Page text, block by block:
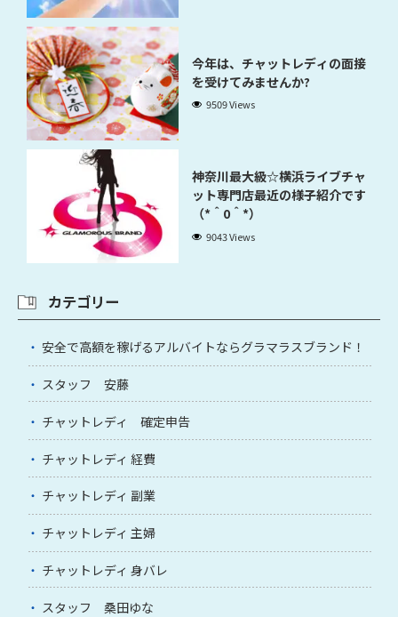
今年は、チャットレディの面接
を受けてみませんか?
9509 Views
神奈川最大級☆横浜ライブチャ
ット専門店最近の様子紹介です
（*＾0＾*）
9043 Views
カテゴリー
安全で高額を稼げるアルバイトならグラマラスブランド！
スタッフ 安藤
チャットレディ 確定申告
チャットレディ 経費
チャットレディ 副業
チャットレディ 主婦
チャットレディ 身バレ
スタッフ 桑田ゆな